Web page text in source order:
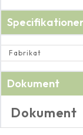
Fabrikat
Dokument
Dokument